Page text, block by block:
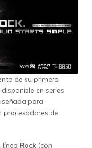
de su primera
en series
para
procesadores de
línea Rock (con